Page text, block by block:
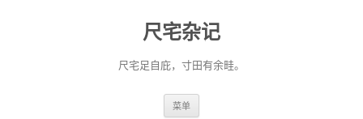
尺宅杂记
尺宅足自庇，寸田有余畦。
菜单